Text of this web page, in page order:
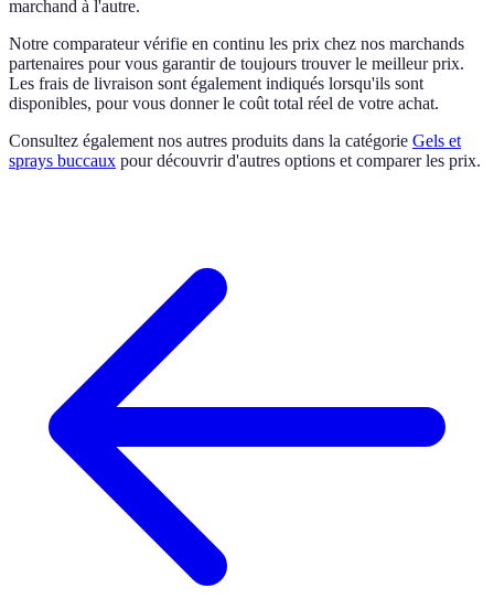
marchand à l'autre.
Notre comparateur vérifie en continu les prix chez nos marchands
partenaires pour vous garantir de toujours trouver le meilleur prix.
Les frais de livraison sont également indiqués lorsqu'ils sont
disponibles, pour vous donner le coût total réel de votre achat.
Consultez également nos autres produits dans la catégorie Gels et
sprays buccaux pour découvrir d'autres options et comparer les prix.